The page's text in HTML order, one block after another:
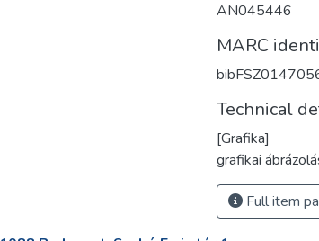
AN045446
MARC
Technical
[Grafika]
grafikai
Full item